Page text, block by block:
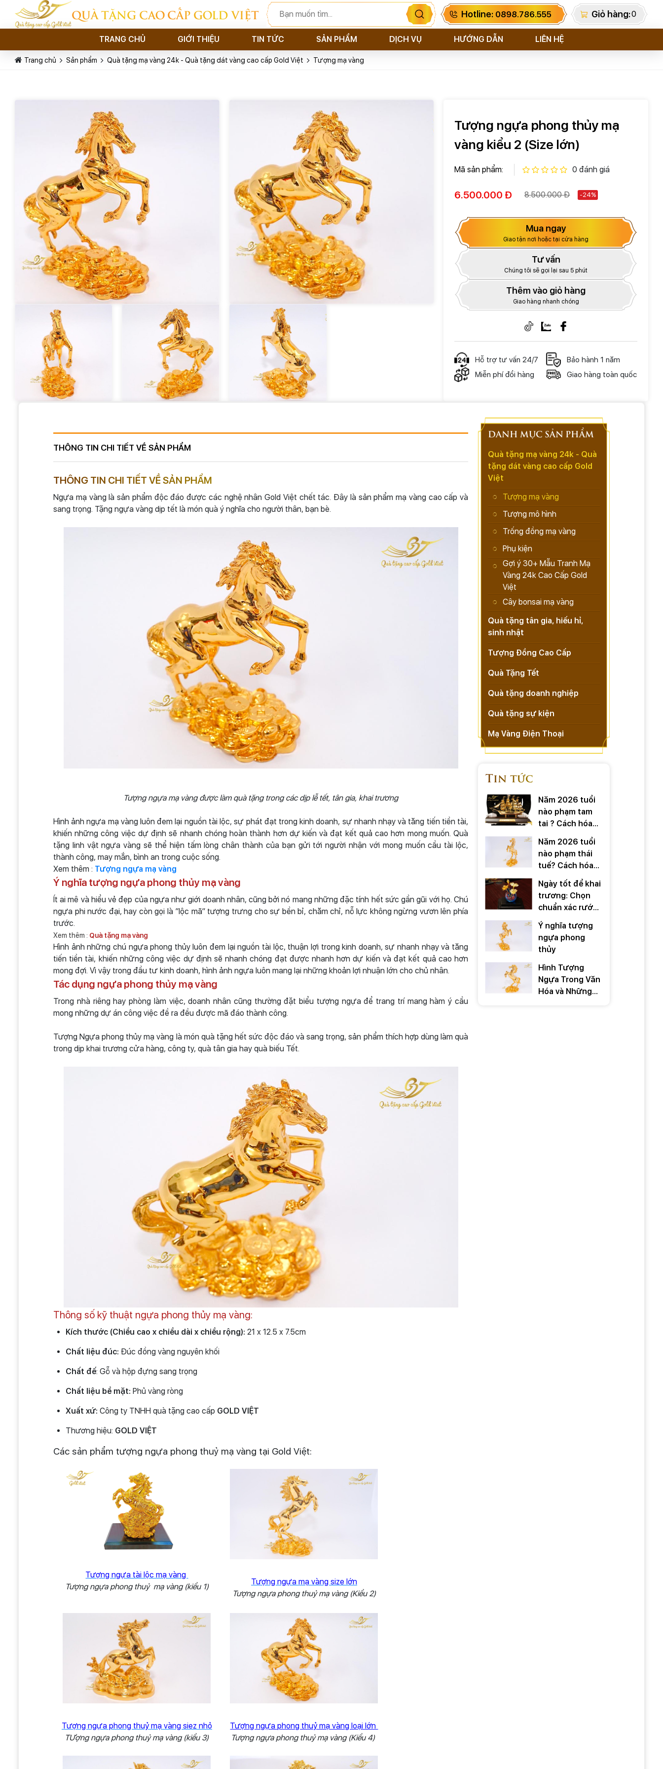
QUÀ TẶNG CAO CẤP GOLD VIỆT Hotline: 0898.786.555 Giỏ hàng:0
TRANG CHỦ GIỚI THIỆU TIN TỨC SẢN PHẨM DỊCH VỤ HƯỚNG DẪN LIÊN HỆ
Trang chủ Sản phẩm Quà tặng mạ vàng 24k - Quà tặng dát vàng cao cấp Gold Việt Tượng mạ vàng
Tượng ngựa phong thủy mạ
vàng kiểu 2 (Size lớn)
Mã sản phẩm: 0 đánh giá
6.500.000 Đ 8.500.000 Đ -24%
Mua ngay
Giao tận nơi hoặc tại cửa hàng
Tư vấn
Chúng tôi sẽ gọi lại sau 5 phút
Thêm vào giỏ hàng
Giao hàng nhanh chóng
Hỗ trợ tư vấn 24/7
Bảo hành 1 năm
Miễn phí đổi hàng
Giao hàng toàn quốc
THÔNG TIN CHI TIẾT VỀ SẢN PHẨM
THÔNG TIN CHI TIẾT VỀ SẢN PHẨM
Ngựa mạ vàng là sản phẩm độc đáo được các nghệ nhân Gold Việt chết tác. Đây là sản phẩm mạ vàng cao cấp và
sang trọng. Tặng ngựa vàng dịp tết là món quà ý nghĩa cho người thân, bạn bè.
Tượng ngựa mạ vàng được làm quà tặng trong các dịp lễ tết, tân gia, khai trương
Hình ảnh ngựa mạ vàng luôn đem lại nguồn tài lộc, sự phát đạt trong kinh doanh, sự nhanh nhạy và tăng tiến tiền tài,
khiến những công việc dự định sẽ nhanh chóng hoàn thành hơn dự kiến và đạt kết quả cao hơn mong muốn. Quà
tặng linh vật ngựa vàng sẽ thể hiện tấm lòng chân thành của bạn gửi tới người nhận với mong muốn cầu tài lộc,
thành công, may mắn, bình an trong cuộc sống.
Xem thêm : Tượng ngựa mạ vàng
Ý nghĩa tượng ngựa phong thủy mạ vàng
Ít ai mê và hiểu vẻ đẹp của ngựa như giới doanh nhân, cũng bởi nó mang những đặc tính hết sức gần gũi với họ. Chú
ngựa phi nước đại, hay còn gọi là ”lộc mã” tượng trưng cho sự bền bỉ, chăm chỉ, nỗ lực không ngừng vươn lên phía
trước.
Xem thêm : Quà tặng mạ vàng
Hình ảnh những chú ngựa phong thủy luôn đem lại nguồn tài lộc, thuận lợi trong kinh doanh, sự nhanh nhạy và tăng
tiến tiền tài, khiến những công việc dự định sẽ nhanh chóng đạt được nhanh hơn dự kiến và đạt kết quả cao hơn
mong đợi. Vì vậy trong đầu tư kinh doanh, hình ảnh ngựa luôn mang lại những khoản lợi nhuận lớn cho chủ nhân.
Tác dụng ngựa phong thủy mạ vàng
Trong nhà riêng hay phòng làm việc, doanh nhân cũng thường đặt biểu tượng ngựa để trang trí mang hàm ý cầu
mong những dự án công việc đề ra đều được mã đáo thành công.
Tượng Ngựa phong thủy mạ vàng là món quà tặng hết sức độc đáo và sang trọng, sản phẩm thích hợp dùng làm quà
trong dịp khai trương cửa hàng, công ty, quà tân gia hay quà biếu Tết.
Thông số kỹ thuật ngựa phong thủy mạ vàng:
Kích thước (Chiều cao x chiều dài x chiều rộng): 21 x 12.5 x 7.5cm
Chất liệu đúc: Đúc đồng vàng nguyên khối
Chất đế: Gỗ và hộp đựng sang trọng
Chất liệu bề mặt: Phủ vàng ròng
Xuất xứ: Công ty TNHH quà tặng cao cấp GOLD VIỆT
Thương hiệu: GOLD VIỆT
Các sản phẩm tượng ngựa phong thuỷ mạ vàng tại Gold Việt:
Tượng ngựa tài lộc mạ vàng
Tượng ngựa phong thuỷ mạ vàng (kiểu 1)
Tượng ngựa mạ vàng size lớn
Tượng ngựa phong thuỷ mạ vàng (Kiểu 2)
Tượng ngựa phong thuỷ mạ vàng siez nhỏ
TƯợng ngựa phong thuỷ mạ vàng (kiểu 3)
Tượng ngựa phong thuỷ mạ vàng loại lớn
Tượng ngựa phong thuỷ mạ vàng (Kiểu 4)
DANH MỤC SẢN PHẨM
Quà tặng mạ vàng 24k - Quà
tặng dát vàng cao cấp Gold
Việt
Tượng mạ vàng
Tượng mô hình
Trống đồng mạ vàng
Phụ kiện
Gợi ý 30+ Mẫu Tranh Mạ
Vàng 24k Cao Cấp Gold
Việt
Cây bonsai mạ vàng
Quà tặng tân gia, hiếu hỉ,
sinh nhật
Tượng Đồng Cao Cấp
Quà Tặng Tết
Quà tặng doanh nghiệp
Quà tặng sự kiện
Mạ Vàng Điện Thoại
Tin tức
Năm 2026 tuổi
nào phạm tam
tai ? Cách hóa
Năm 2026 tuổi
nào phạm thái
tuế? Cách hóa
giải ra sao?
Ngày tốt để khai
trương: Chọn
chuẩn xác rước
TÀI LỘC 2026
Ý nghĩa tượng
ngựa phong
thủy
Hình Tượng
Ngựa Trong Văn
Hóa và Những